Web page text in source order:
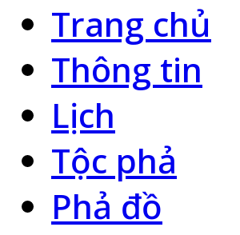
Trang chủ
Thông tin
Lịch
Tộc phả
Phả đồ